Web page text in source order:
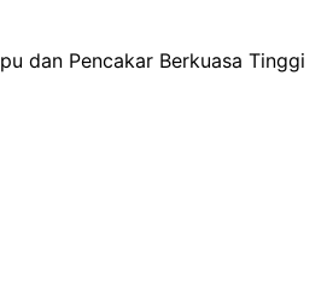
dan Pencakar Berkuasa Tinggi